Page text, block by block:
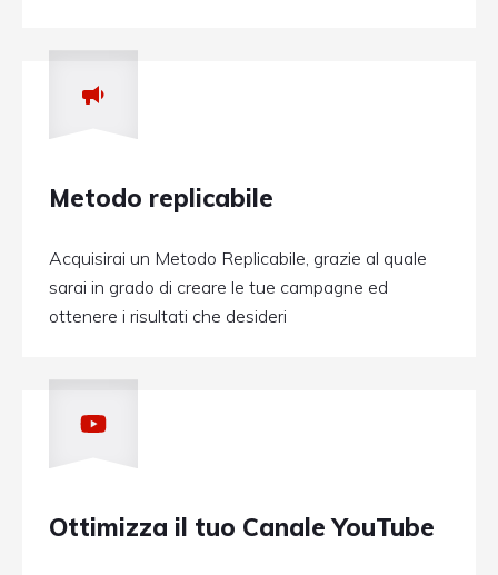
Metodo replicabile
Acquisirai un Metodo Replicabile, grazie al quale
sarai in grado di creare le tue campagne ed
ottenere i risultati che desideri
Ottimizza il tuo Canale YouTube